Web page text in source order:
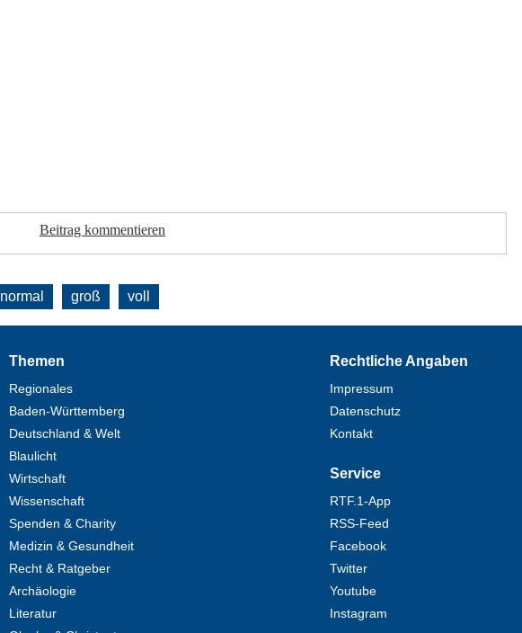
Beitrag kommentieren
normal groß voll
Themen
Regionales
Baden-Württemberg
Deutschland & Welt
Blaulicht
Wirtschaft
Wissenschaft
Spenden & Charity
Medizin & Gesundheit
Recht & Ratgeber
Archäologie
Literatur
Rechtliche Angaben
Impressum
Datenschutz
Kontakt
Service
RTF.1-App
RSS-Feed
Facebook
Twitter
Youtube
Instagram